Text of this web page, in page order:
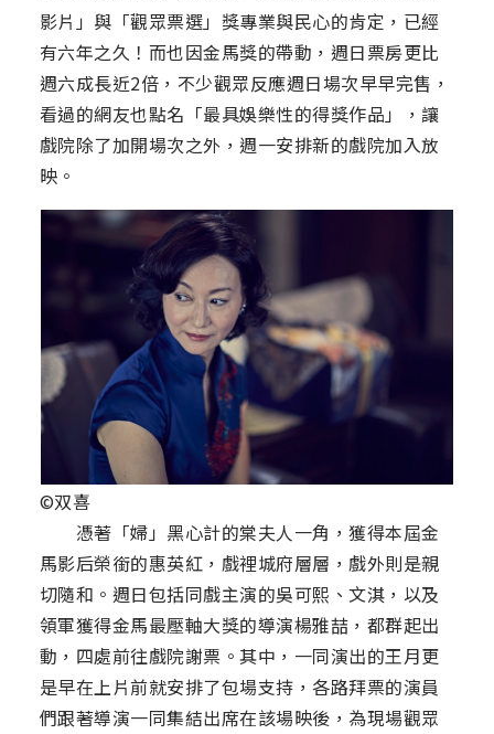
影片」與「觀眾票選」獎專業與民心的肯定，已經
有六年之久！而也因金馬獎的帶動，週日票房更比
週六成長近2倍，不少觀眾反應週日場次早早完售，
看過的網友也點名「最具娛樂性的得獎作品」，讓
戲院除了加開場次之外，週一安排新的戲院加入放
映。
©双喜
憑著「婦」黑心計的棠夫人一角，獲得本屆金
馬影后榮銜的惠英紅，戲裡城府層層，戲外則是親
切隨和。週日包括同戲主演的吳可熙、文淇，以及
領軍獲得金馬最壓軸大獎的導演楊雅喆，都群起出
動，四處前往戲院謝票。其中，一同演出的王月更
是早在上片前就安排了包場支持，各路拜票的演員
們跟著導演一同集結出席在該場映後，為現場觀眾